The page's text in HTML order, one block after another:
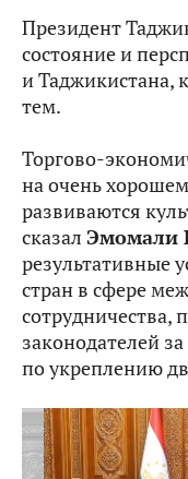
Президент
состояние и
и Таджикистана,
тем.
Торгово-
на очень
развиваются
сказал Эмомали
результативные
стран в сфере
сотрудничества,
законодателей
по укреплению